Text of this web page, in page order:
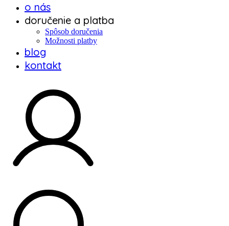
o nás
doručenie a platba
Spôsob doručenia
Možnosti platby
blog
kontakt